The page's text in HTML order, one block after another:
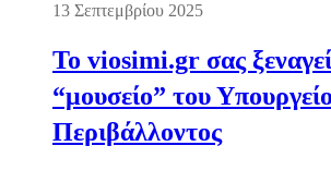
13 Σεπτεμβρίου 2025
Το viosimi.gr σας
“μουσείο” του
Περιβάλλοντος